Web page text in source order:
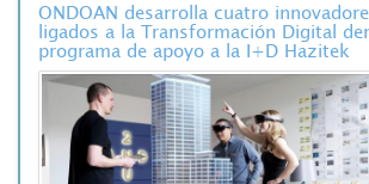
ONDOAN desarrolla cuatro
ligados a la Transformación Digital
programa de apoyo a la I+D Hazitek